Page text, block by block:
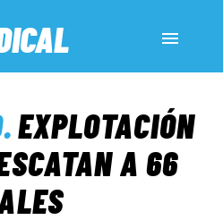
.EXPLOTACIÓN
A 66